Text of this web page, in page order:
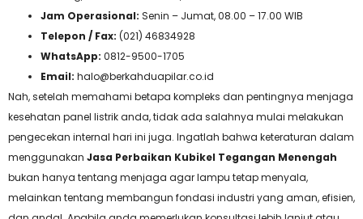
Jam Operasional: Senin – Jumat, 08.00 – 17.00 WIB
Telepon / Fax: (021) 46834928
WhatsApp: 0812-9500-1705
Email: halo@berkahduapilar.co.id
Nah, setelah memahami betapa kompleks dan pentingnya menjaga
kesehatan panel listrik anda, tidak ada salahnya mulai melakukan
pengecekan internal hari ini juga. Ingatlah bahwa keteraturan dalam
menggunakan Jasa Perbaikan Kubikel Tegangan Menengah
bukan hanya tentang menjaga agar lampu tetap menyala,
melainkan tentang membangun fondasi industri yang aman, efisien,